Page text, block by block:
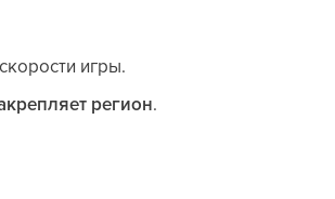
игры.
регион.